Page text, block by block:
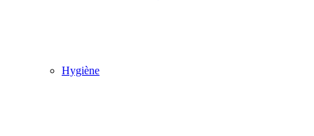
Hygiène